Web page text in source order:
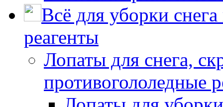
Всё для уборки
реагенты
Лопаты для снега,
противогололедные